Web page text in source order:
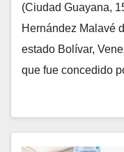
(Ciudad Guayana,
Hernández Malavé
estado Bolívar,
que fue concedido